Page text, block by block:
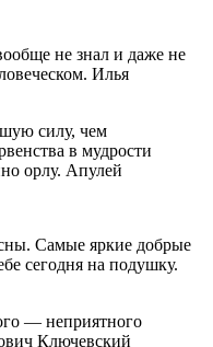
не знал и даже не
Илья
силу, чем
в мудрости
орлу. Апулей
Самые яркие добрые
сегодня на подушку.
— неприятного
Ключевский